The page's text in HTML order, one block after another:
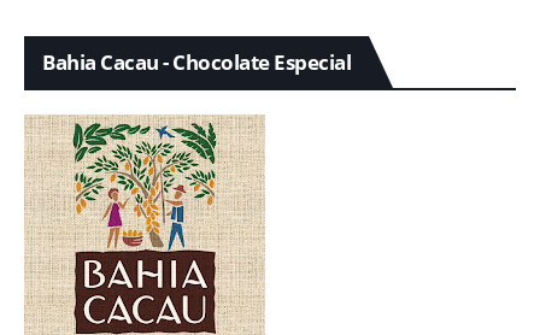
Bahia Cacau - Chocolate Especial